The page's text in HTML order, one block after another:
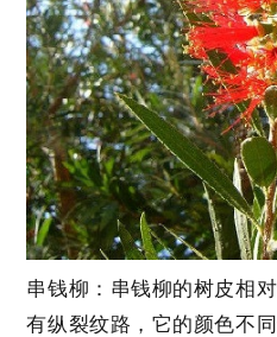
串钱柳：串钱柳的树皮相
有纵裂纹路，它的颜色不